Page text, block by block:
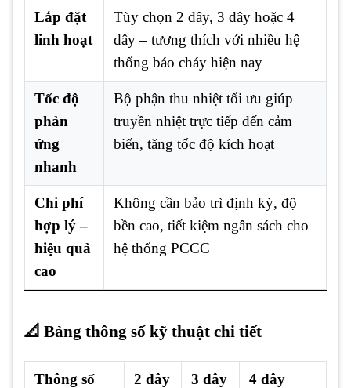
Lắp đặt
linh hoạt
Tùy chọn 2 dây, 3 dây hoặc 4
dây – tương thích với nhiều hệ
thống báo cháy hiện nay
Tốc độ
phản
ứng
nhanh
Bộ phận thu nhiệt tối ưu giúp
truyền nhiệt trực tiếp đến cảm
biến, tăng tốc độ kích hoạt
Chi phí
hợp lý –
hiệu quả
cao
Không cần bảo trì định kỳ, độ
bền cao, tiết kiệm ngân sách cho
hệ thống PCCC
📐 Bảng thông số kỹ thuật chi tiết
Thông số
2 dây 3 dây 4 dây